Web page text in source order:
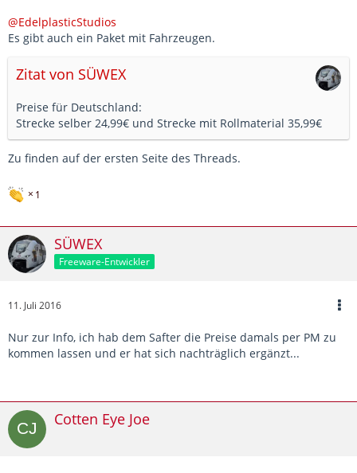
@EdelplasticStudios
Es gibt auch ein Paket mit Fahrzeugen.
Zitat von SÜWEX
Preise für Deutschland:
Strecke selber 24,99€ und Strecke mit Rollmaterial 35,99€
Zu finden auf der ersten Seite des Threads.
1
SÜWEX
Freeware-Entwickler
11. Juli 2016
Nur zur Info, ich hab dem Safter die Preise damals per PM zu
kommen lassen und er hat sich nachträglich ergänzt...
Cotten Eye Joe